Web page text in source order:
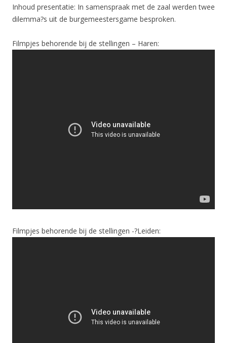
Inhoud presentatie: In samenspraak met de zaal werden twee
dilemma?s uit de burgemeestersgame besproken.
Filmpjes behorende bij de stellingen – Haren:
Filmpjes behorende bij de stellingen -?Leiden: